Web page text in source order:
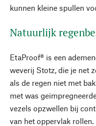
kunnen kleine spullen
Natuurlijk
EtaProof® is een
weverij Stotz, die je net
als de regen niet met
met was
vezels opzwellen bij
van het oppervlak